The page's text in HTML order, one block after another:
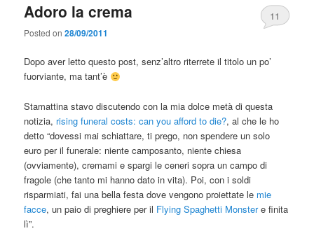
Adoro la crema
Posted on28/09/2011
11
Dopo aver letto questo post, senz’altro riterrete il titolo un po’
fuorviante, ma tant’è
Stamattina stavo discutendo con la mia dolce metà di questa
notizia, rising funeral costs: can you afford to die?, al che le ho
detto “dovessi mai schiattare, ti prego, non spendere un solo
euro per il funerale: niente camposanto, niente chiesa
(ovviamente), cremami e spargi le ceneri sopra un campo di
fragole (che tanto mi hanno dato in vita). Poi, con i soldi
risparmiati, fai una bella festa dove vengono proiettate le mie
facce, un paio di preghiere per il Flying Spaghetti Monstere finita
lì”.